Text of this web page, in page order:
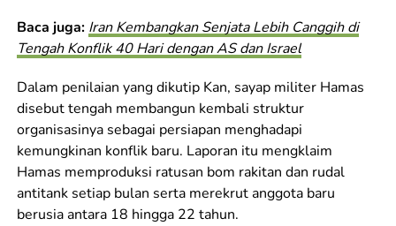
Baca juga: Iran Kembangkan Senjata Lebih Canggih di
Tengah Konflik 40 Hari dengan AS dan Israel
Dalam penilaian yang dikutip Kan, sayap militer Hamas
disebut tengah membangun kembali struktur
organisasinya sebagai persiapan menghadapi
kemungkinan konflik baru. Laporan itu mengklaim
Hamas memproduksi ratusan bom rakitan dan rudal
antitank setiap bulan serta merekrut anggota baru
berusia antara 18 hingga 22 tahun.